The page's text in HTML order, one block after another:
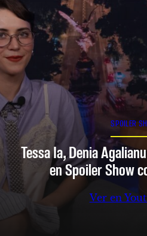
SPOILER
Tessa Ia, Denia
en Spoiler Show
Ver en